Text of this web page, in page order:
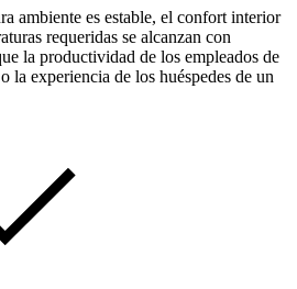
ambiente es estable, el confort interior
requeridas se alcanzan con
la productividad de los empleados de
la experiencia de los huéspedes de un